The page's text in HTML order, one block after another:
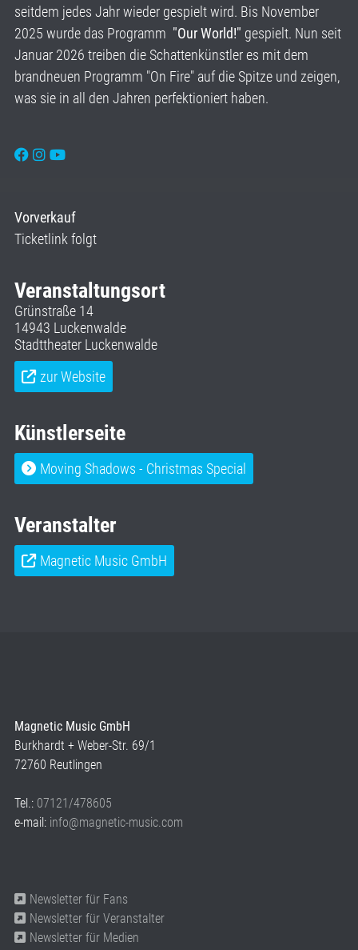
seitdem jedes Jahr wieder gespielt wird. Bis November
2025 wurde das Programm "Our World!" gespielt. Nun seit
Januar 2026 treiben die Schattenkünstler es mit dem
brandneuen Programm "On Fire" auf die Spitze und zeigen,
was sie in all den Jahren perfektioniert haben.
Vorverkauf
Ticketlink folgt
Veranstaltungsort
Grünstraße 14
14943 Luckenwalde
Stadttheater Luckenwalde
zur Website
Künstlerseite
Moving Shadows - Christmas Special
Veranstalter
Magnetic Music GmbH
Magnetic Music GmbH
Burkhardt + Weber-Str. 69/1
72760 Reutlingen
Tel.: 07121/478605
e-mail: info@magnetic-music.com
Newsletter für Fans
Newsletter für Veranstalter
Newsletter für Medien